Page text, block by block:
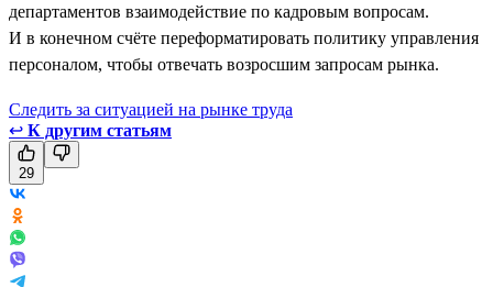
департаментов взаимодействие по кадровым вопросам.
И в конечном счёте переформатировать политику управления
персоналом, чтобы отвечать возросшим запросам рынка.
Следить за ситуацией на рынке труда
↩ К другим статьям
29